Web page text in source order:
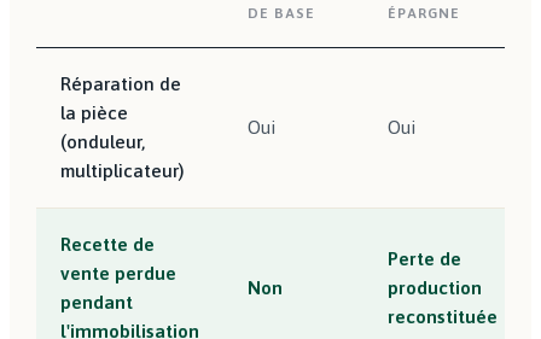
DE BASE
ÉPARGNE
Réparation de
la pièce
(onduleur,
multiplicateur)
Oui Oui
Recette de
vente perdue
pendant
l'immobilisation
Non
Perte de
production
reconstituée